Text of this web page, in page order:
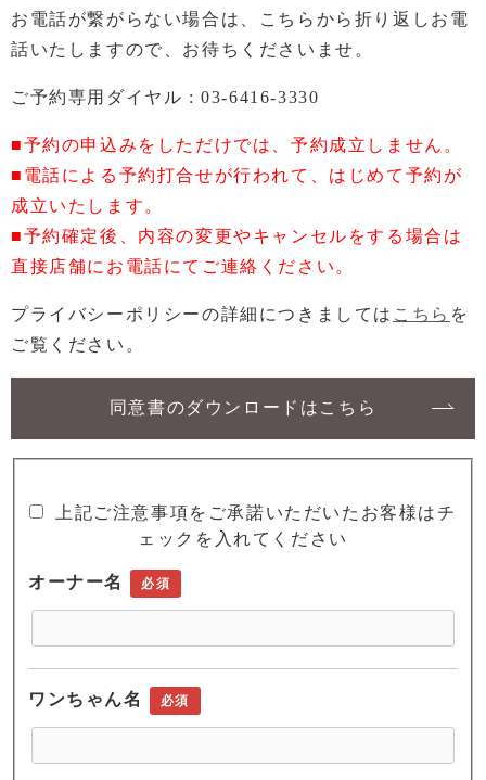
お電話が繋がらない場合は、こちらから折り返しお電
話いたしますので、お待ちくださいませ。
ご予約専用ダイヤル :03-6416-3330
■予約の申込みをしただけでは、予約成立しません。
■電話による予約打合せが行われて、はじめて予約が
成立いたします。
■予約確定後、内容の変更やキャンセルをする場合は
直接店舗にお電話にてご連絡ください。
プライバシーポリシーの詳細につきましては こちら を
ご覧ください。
同意書のダウンロードはこちら
上記ご注意事項をご承諾いただいたお客様はチ
ェックを入れてください
オーナー名 必須
ワンちゃん名 必須